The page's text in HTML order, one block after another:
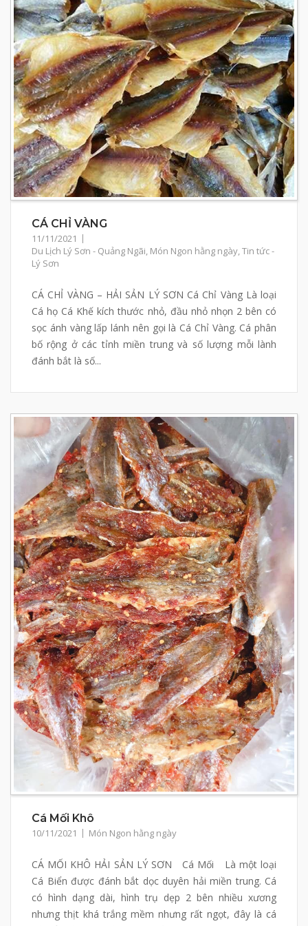
CÁ CHỈ VÀNG
11/11/2021
Du Lịch Lý Sơn - Quảng Ngãi, Món Ngon hằng ngày,Tin tức -
Lý Sơn
CÁ CHỈ VÀNG – HẢI SẢN LÝ SƠN Cá Chỉ Vàng Là loại
Cá họ Cá Khế kích thước nhỏ, đầu nhỏ nhọn 2 bên có
sọc ánh vàng lấp lánh nên gọi là Cá Chỉ Vàng. Cá phân
bố rộng ở các tỉnh miền trung và số lượng mỗi lành
đánh bắt là số...
Cá Mối Khô
10/11/2021 Món Ngon hằng ngày
CÁ MỐI KHÔ HẢI SẢN LÝ SƠN Cá Mối Là một loại
Cá Biển được đánh bắt dọc duyên hải miền trung. Cá
có hình dạng dài, hình trụ dẹp 2 bên nhiều xương
nhưng thịt khá trắng mềm nhưng rất ngọt, đây là cá